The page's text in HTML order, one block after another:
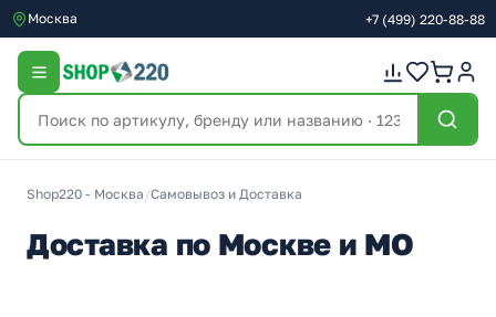
Москва +7 (499) 220-88-88
Shop220 - Москва /Самовывоз и Доставка
Доставка по Москве и МО